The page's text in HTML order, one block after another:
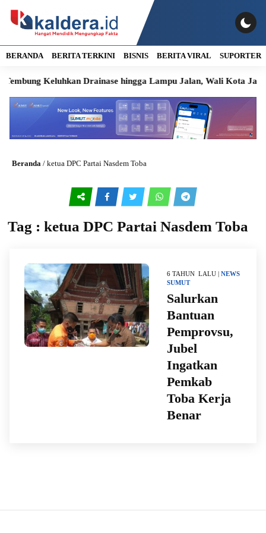
BERANDA BERITA TERKINI BISNIS BERITA VIRAL SUPORTER
Keluhkan Drainase hingga Lampu Jalan, Wali Kota Janji
Beranda / ketua DPC Partai Nasdem Toba
Tag : ketua DPC Partai Nasdem Toba
6 TAHUN LALU | NEWS
SUMUT
Salurkan
Bantuan
Pemprovsu,
Jubel
Ingatkan
Pemkab
Toba Kerja
Benar